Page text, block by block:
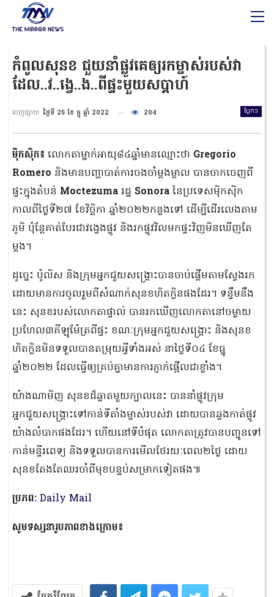
កំពូលសុនខ ជួយនាំផ្លូវគេឲ្យរកម្ចាស់របស់វា
ដែល..វ..ង្វេ..ង..ពីផ្ទះមួយសប្ដាហ៍
ប្លែកៗ
ចេញផ្សាយ ថ្ងៃទី 25 ខែ ធ្នូ ឆ្នាំ 2022 204
ម៉ិកស៊ិក៖ លោកតាម្នាក់អាយុ៨៤ឆ្នាំមានឈ្មោះថា Gregorio
Romero និងមានបញ្ហាបាត់ការចងចាំម្ដងម្ដាល បានចាកចេញពី
ផ្ទះក្នុងតំបន់ Moctezuma រដ្ឋ Sonora នៃប្រទេសម៉ិកស៊ិក
កាលពីថ្ងៃទី២៧ ខែវិច្ឆិកា ឆ្នាំ២០២២កន្លងទៅ ដើម្បីដើរលេងតាម
ភូមិ ប៉ុន្ដែគាត់បែរជាវង្វេងផ្លូវ និងរកផ្លូវវិលមកផ្ទះវិញមិនឃើញតែ
ម្ដង។
ដូច្នេះ ប៉ូលិស និងក្រុមអ្នកជួយសង្គ្រោះបានចាប់ផ្ដើមតាមស្វែងរក
ដោយមានការចូលរួមពីសំណាក់សុនខហិតក្លិនផងដែរ។ ទន្ទឹមនឹង
នេះ សុនខរបស់លោកតាផ្ទាល់ បានរកឃើញលោកតានៅចម្ងាយ
ប្រហែល៣គីឡូម៉ែត្រពីផ្ទះ ខណៈក្រុមអ្នកជួយសង្គ្រោះ និងសុនខ
ហិតក្លិនមិនទទួលបានតម្រុយអ្វីទាំងអស់ នាថ្ងៃទី០៤ ខែធ្នូ
ឆ្នាំ២០២២ ដែលធ្វើឲ្យគ្រប់គ្នាមានការភ្ញាក់ផ្អើលជាខ្លាំង។
យ៉ាងណាមិញ សុនខដ៏ឆ្លាតមួយក្បាលនេះ បាននាំផ្លូវក្រុម
អ្នកជួយសង្គ្រោះទៅកាន់ទីតាំងម្ចាស់របស់វា ដោយបានឆ្លងកាត់ផ្លូវ
យ៉ាងលំបាកផងដែរ។ ហើយនៅទីបំផុត លោកតាត្រូវបានបញ្ជូនទៅ
កាន់មន្ទីរពេទ្យ និងទទួលបានការមើលថែរយៈពេល២ថ្ងៃ​ ដោយ
សុនខតែងតែឈរចាំពីមុខបន្ទប់សម្រាកទៀតផង៕
ប្រភព: Daily Mail
សូមទស្សនារូបភាពខាងក្រោម៖